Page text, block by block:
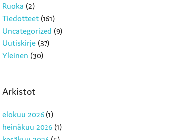
Ruoka (2)
Tiedotteet (161)
Uncategorized (9)
Uutiskirje (37)
Yleinen (30)
Arkistot
elokuu 2026 (1)
heinäkuu 2026 (1)